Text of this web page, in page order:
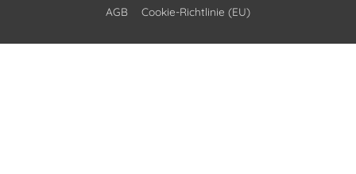
AGB
Cookie-Richtlinie (EU)